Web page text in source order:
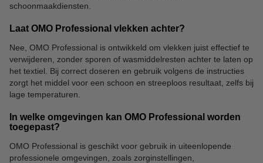
schoonmaakdiensten.
Laat OMO Professional vlekken achter?
Nee, OMO Professional is ontwikkeld om vlekken juist effectief te
verwijderen, zonder sporen of wasmiddelresten achter te laten op
het textiel. Bij correct doseren en gebruik volgens de instructies
zorgt het middel voor een schoon en streeploos resultaat, zelfs bij
lage temperaturen.
In welke omgevingen kan OMO Professional worden
toegepast?
OMO Professional is geschikt voor gebruik in uiteenlopende
professionele omgevingen, zoals zorginstellingen,